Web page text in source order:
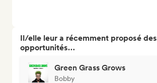
Il/elle leur a récemment proposé des
opportunités…
Green Grass Grows
Bobby